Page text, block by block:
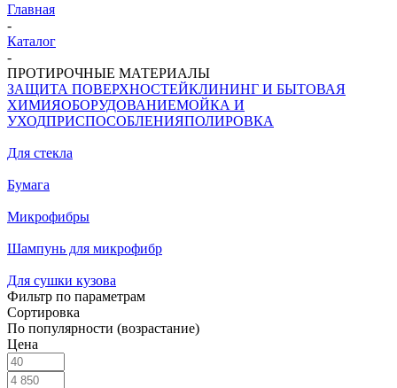
Главная
-
Каталог
-
ПРОТИРОЧНЫЕ МАТЕРИАЛЫ
ЗАЩИТА ПОВЕРХНОСТЕЙКЛИНИНГ И БЫТОВАЯ
ХИМИЯОБОРУДОВАНИЕМОЙКА И
УХОДПРИСПОСОБЛЕНИЯПОЛИРОВКА
Для стекла
Бумага
Микрофибры
Шампунь для микрофибр
Для сушки кузова
Фильтр по параметрам
Сортировка
По популярности (возрастание)
Цена